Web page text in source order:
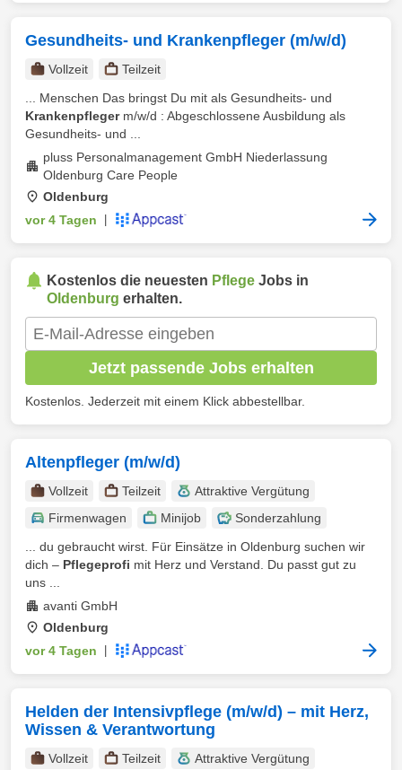
Gesundheits- und Krankenpfleger (m/w/d)
Vollzeit
Teilzeit
... Menschen Das bringst Du mit als Gesundheits- und
Krankenpflegerm/w/d : Abgeschlossene Ausbildung als
Gesundheits- und ...
pluss Personalmanagement GmbH Niederlassung
Oldenburg Care People
Oldenburg
vor 4 Tagen
Kostenlos die neuesten Pflege Jobs in
Oldenburg erhalten.
Jetzt passende Jobs erhalten
Kostenlos. Jederzeit mit einem Klick abbestellbar.
Altenpfleger (m/w/d)
Vollzeit Teilzeit
Attraktive Vergütung
Firmenwagen
Minijob
Sonderzahlung
... du gebraucht wirst. Für Einsätze in Oldenburg suchen wir
dich – Pflegeprofi mit Herz und Verstand. Du passt gut zu
uns ...
avanti GmbH
Oldenburg
vor 4 Tagen
Helden der Intensivpflege (m/w/d) – mit Herz,
Wissen & Verantwortung
Vollzeit Teilzeit Attraktive Vergütung